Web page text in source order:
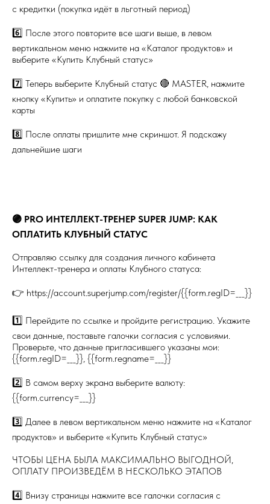
с кредитки (покупка идёт в льготный период)
6️⃣ После этого повторите все шаги выше, в левом
вертикальном меню нажмите на «Каталог продуктов» и
выберите «Купить Клубный статус»
7️⃣ Теперь выберите Клубный статус 🔴 MASTER, нажмите
кнопку «Купить» и оплатите покупку с любой банковской
карты
8️⃣ После оплаты пришлите мне скриншот. Я подскажу
дальнейшие шаги
🟣 PRO ИНТЕЛЛЕКТ-ТРЕНЕР SUPER JUMP: КАК
ОПЛАТИТЬ КЛУБНЫЙ СТАТУС
Отправляю ссылку для создания личного кабинета
Интеллект-тренера и оплаты Клубного статуса:
👉 https://account.superjump.com/register/{{form.regID=___}}
1️⃣ Перейдите по ссылке и пройдите регистрацию. Укажите
свои данные, поставьте галочки согласия с условиями.
Проверьте, что данные пригласившего указаны мои:
{{form.regID=___}}, {{form.regname=___}}
2️⃣ В самом верху экрана выберите валюту:
{{form.currency=___}}
3️⃣ Далее в левом вертикальном меню нажмите на «Каталог
продуктов» и выберите «Купить Клубный статус»
ЧТОБЫ ЦЕНА БЫЛА МАКСИМАЛЬНО ВЫГОДНОЙ,
ОПЛАТУ ПРОИЗВЕДЁМ В НЕСКОЛЬКО ЭТАПОВ
4️⃣ Внизу страницы нажмите все галочки согласия с